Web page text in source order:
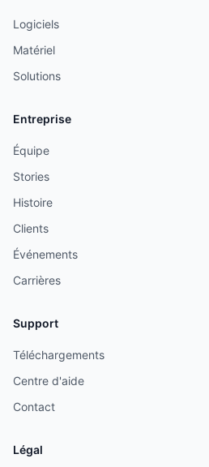
Logiciels
Matériel
Solutions
Entreprise
Équipe
Stories
Histoire
Clients
Événements
Carrières
Support
Téléchargements
Centre d'aide
Contact
Légal